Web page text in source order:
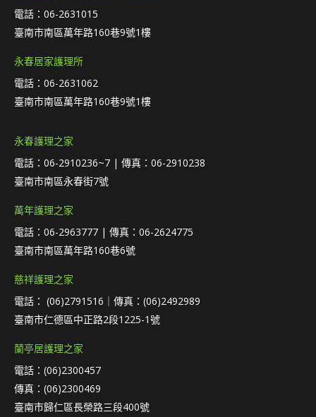
電話：06-2631015
臺南市南區萬年路160巷9號1樓
永春居家護理所
電話：06-2631062
臺南市南區萬年路160巷9號1樓
永春護理之家
電話：06-2910236~7 | 傳真：06-2910238
臺南市南區永春街7號
萬年護理之家
電話：06-2963777 | 傳真：06-2624775
臺南市南區萬年路160巷6號
慈祥護理之家
電話： (06)2791516｜傳真：(06)2492989
臺南市仁德區中正路2段1225-1號
蘭亭居護理之家
電話：(06)2300457
傳真：(06)2300469
臺南市歸仁區長榮路三段400號